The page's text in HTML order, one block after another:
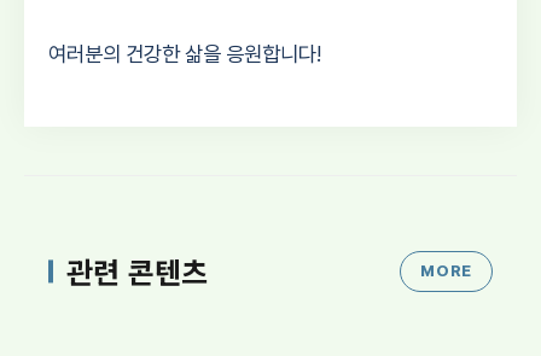
여러분의 건강한 삶을 응원합니다!
관련 콘텐츠 MORE